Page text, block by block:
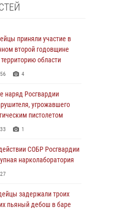
приняли участие в
второй годовщине
области
4
наряд Росгвардии
угрожавшего
пистолетом
1
СОБР Росгвардии
нарколаборатория
задержали троих
пьяный дебош в баре